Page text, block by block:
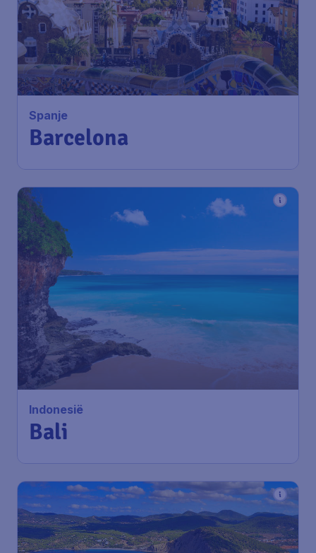
Spanje
Barcelona
€103*
vanaf
Airport Schiphol
Barcelona
Tarradellas Barcelona-El Prat
Indonesië
Bali
593*
Schiphol